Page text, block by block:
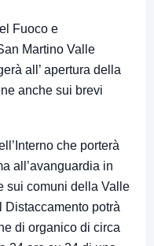
Fuoco e
Martino Valle
all’ apertura della
anche sui brevi
che porterà
all’avanguardia in
sui comuni della Valle
potrà
di organico di circa